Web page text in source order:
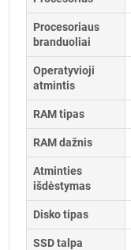
Procesoriaus
branduoliai
Operatyvioji
atmintis
RAM tipas
RAM dažnis
Atminties
išdėstymas
Disko tipas
SSD talpa